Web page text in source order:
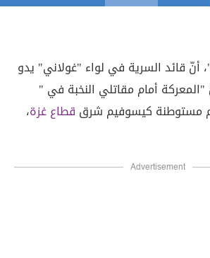
موقع "عربي 21"، أنّ قائد السرية في لواء "غولاني" يدو
أمام مقاتلي النخبة في "
مستوطنة كيسوفيم شرق قطاع غزة،
Advertisement